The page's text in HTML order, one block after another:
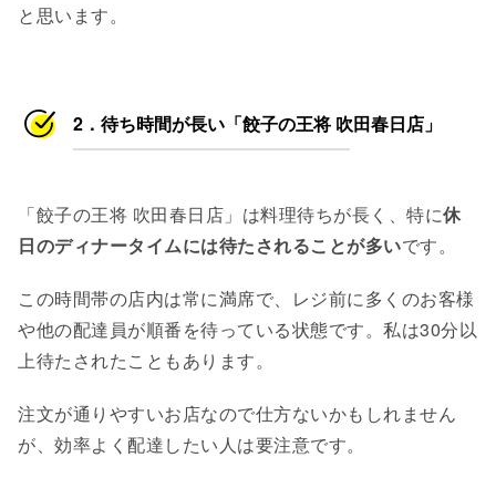
と思います。
2．待ち時間が長い「餃子の王将 吹田春日店」
「餃子の王将 吹田春日店」は料理待ちが長く、特に休
日のディナータイムには待たされることが多いです。
この時間帯の店内は常に満席で、レジ前に多くのお客様
や他の配達員が順番を待っている状態です。私は30分以
上待たされたこともあります。
注文が通りやすいお店なので仕方ないかもしれません
が、効率よく配達したい人は要注意です。